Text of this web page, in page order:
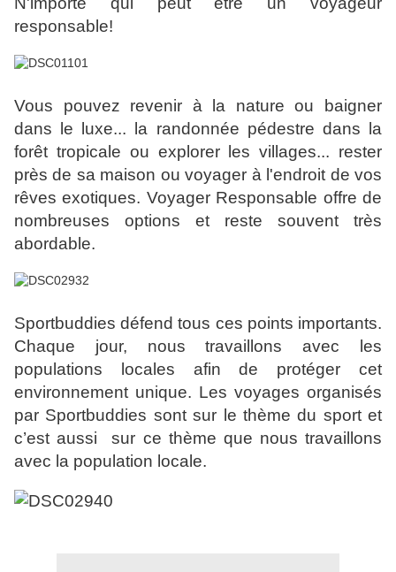
responsable!
Vous pouvez revenir à la nature ou baigner
dans le luxe... la randonnée pédestre dans la
forêt tropicale ou explorer les villages... rester
près de sa maison ou voyager à l'endroit de vos
rêves exotiques. Voyager Responsable offre de
nombreuses options et reste souvent très
abordable.
Sportbuddies défend tous ces points importants.
Chaque jour, nous travaillons avec les
populations locales afin de protéger cet
environnement unique. Les voyages organisés
par Sportbuddies sont sur le thème du sport et
c’est aussi
sur ce thème que nous travaillons
avec la population locale.